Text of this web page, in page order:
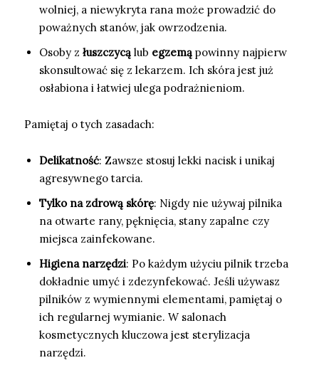
wolniej, a niewykryta rana może prowadzić do
poważnych stanów, jak owrzodzenia.
Osoby z łuszczycą lub egzemą powinny najpierw
skonsultować się z lekarzem. Ich skóra jest już
osłabiona i łatwiej ulega podrażnieniom.
Pamiętaj o tych zasadach:
Delikatność: Zawsze stosuj lekki nacisk i unikaj
agresywnego tarcia.
Tylko na zdrową skórę: Nigdy nie używaj pilnika
na otwarte rany, pęknięcia, stany zapalne czy
miejsca zainfekowane.
Higiena narzędzi: Po każdym użyciu pilnik trzeba
dokładnie umyć i zdezynfekować. Jeśli używasz
pilników z wymiennymi elementami, pamiętaj o
ich regularnej wymianie. W salonach
kosmetycznych kluczowa jest sterylizacja
narzędzi.